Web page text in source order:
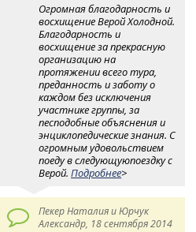
Огромная благодарность и
восхищение Верой Холодной.
Благодарность и
восхищение за прекрасную
организацию на
протяжении всего тура,
преданность и заботу о
каждом без исключения
участнике группы, за
песподобные объяснения и
энциклопедические знания. С
огромным удовольствием
поеду в следующуюпоездку с
Верой.Подробнее>
Пекер Наталия и Юрчук
Александр, 18 сентября 2014